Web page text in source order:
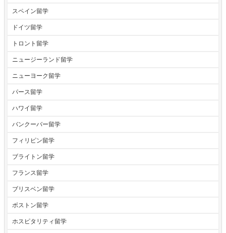
スペイン留学
ドイツ留学
トロント留学
ニュージーランド留学
ニューヨーク留学
パース留学
ハワイ留学
バンクーバー留学
フィリピン留学
ブライトン留学
フランス留学
ブリスベン留学
ボストン留学
ホスピタリティ留学